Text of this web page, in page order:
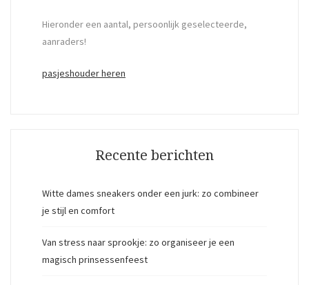
Hieronder een aantal, persoonlijk geselecteerde,
aanraders!
pasjeshouder heren
Recente berichten
Witte dames sneakers onder een jurk: zo combineer
je stijl en comfort
Van stress naar sprookje: zo organiseer je een
magisch prinsessenfeest